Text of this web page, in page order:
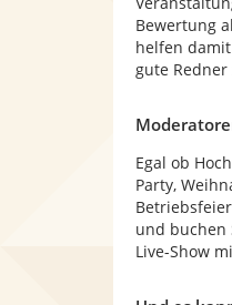
Bewertung
helfen
gute
Egal ob
Party,
und buchen
Live-Show